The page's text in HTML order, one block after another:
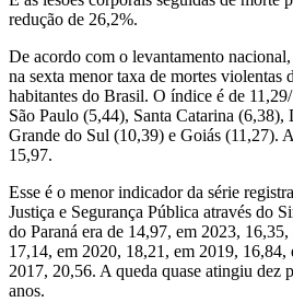
redução de 26,2%.
De acordo com o levantamento
na sexta menor taxa de mortes violentas
habitantes do Brasil. O índice é de
São Paulo (5,44), Santa Catarina
Grande do Sul (10,39) e Goiás (11,27).
15,97.
Esse é o menor indicador da série
Justiça e Segurança Pública através do
do Paraná era de 14,97, em 2023,
17,14, em 2020, 18,21, em 2019, 16,84,
2017, 20,56. A queda quase atingiu dez
anos.